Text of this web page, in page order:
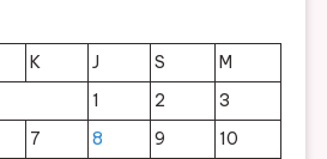
K J S
M
1
2
3
7 8 9
10